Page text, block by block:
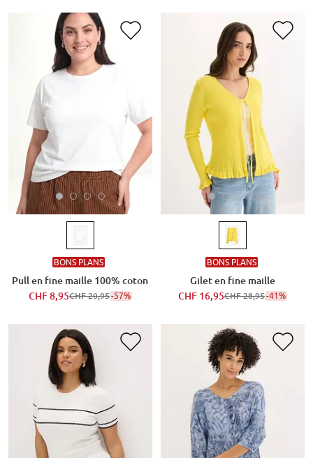
BONS PLANS
Pull en fine maille 100% coton
CHF 8,95CHF 20,95-57%
BONS PLANS
Gilet en fine maille
CHF 16,95CHF 28,95-41%